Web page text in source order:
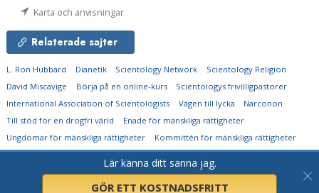
Lär känna ditt sanna jag.
GÖR ETT KOSTNADSFRITT
Karta och anvisningar
Relaterade sajter
L. Ron Hubbard Dianetik Scientology Network
Scientology Religion
David Miscavige
Börja på en online-kurs
Scientologys frivilligpastorer
International Association of Scientologists
Vägen till lycka
Narconon
Till stöd för en drogfri värld
Enade för mänskliga rättigheter
Ungdomar för mänskliga rättigheter
Kommittén för mänskliga rättigheter
Church of Scientology Flag Ship Service Organization.
förbehållna.Integritetsmeddelande•Cookie-policy•Användarvillkor• Juridiskt